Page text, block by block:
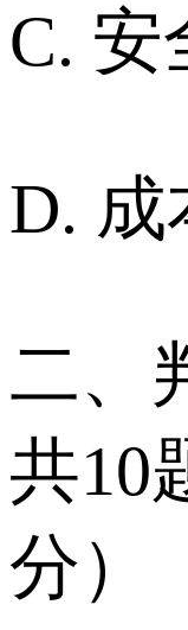
C.
D. 成
二、
共10
分）